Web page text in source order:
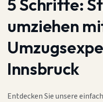
5 Schritte:
umziehen
Innsbruck
Entdecken Sie unsere